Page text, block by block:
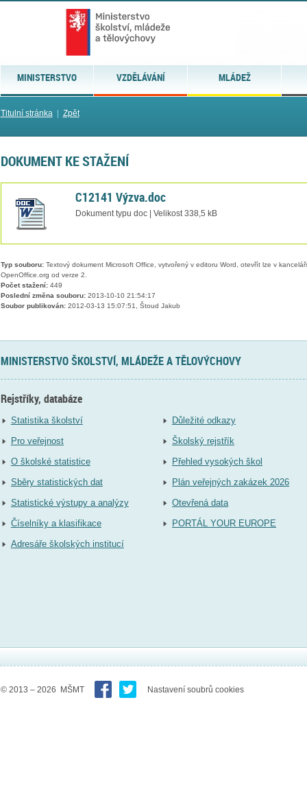
MINISTERSTVO VZDĚLÁVÁNÍ MLÁDEŽ
Titulní stránka| Zpět
DOKUMENT KE STAŽENÍ
C12141 Výzva.doc
Dokument typu doc | Velikost 338,5 kB
Typ souboru:Textový dokument Microsoft Office, vytvořený v editoru Word, otevřít lze v
OpenOffice.org od verze 2.
Počet stažení:449
Poslední změna souboru:2013-10-10 21:54:17
Soubor publikován:2012-03-13 15:07:51, Štoud Jakub
MINISTERSTVO ŠKOLSTVÍ, MLÁDEŽE A TĚLOVÝCHOVY
Rejstříky, databáze
Statistika školství
Pro veřejnost
O školské statistice
Sběry statistických dat
Statistické výstupy a analýzy
Číselníky a klasifikace
Adresáře školských institucí
Důležité odkazy
Školský rejstřík
Přehled vysokých škol
Plán veřejných zakázek 2026
Otevřená data
PORTÁL YOUR EUROPE
© 2013 – 2026 MŠMT Nastavení soubrů cookies